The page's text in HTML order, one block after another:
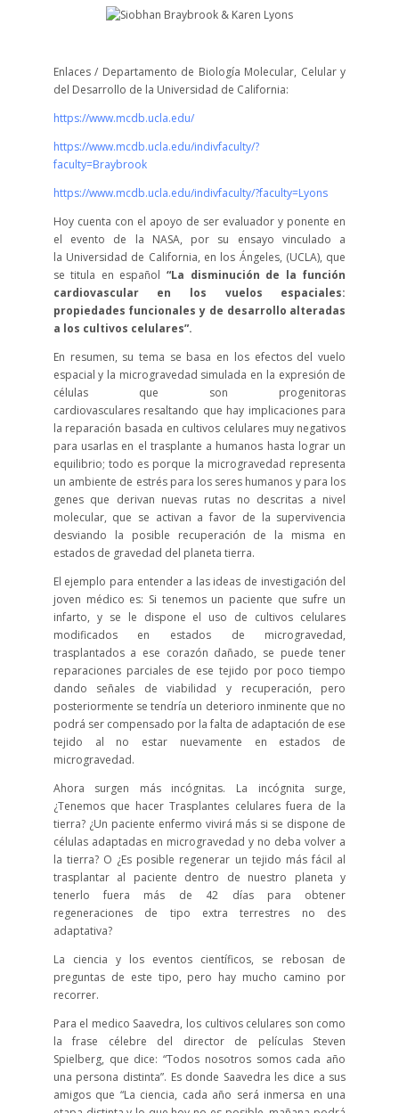
Enlaces / Departamento de Biología Molecular, Celular y
del Desarrollo de la Universidad de California:
https://www.mcdb.ucla.edu/
https://www.mcdb.ucla.edu/indivfaculty/?
faculty=Braybrook
https://www.mcdb.ucla.edu/indivfaculty/?faculty=Lyons
Hoy cuenta con el apoyo de ser evaluador y ponente en
el evento de la NASA, por su ensayo vinculado a
la Universidad de California, en los Ángeles, (UCLA), que
se titula en español “La disminución de la función
cardiovascular en los vuelos espaciales:
propiedades funcionales y de desarrollo alteradas
a los cultivos celulares”.
En resumen, su tema se basa en los efectos del vuelo
espacial y la microgravedad simulada en la expresión de
células que son progenitoras
cardiovasculares resaltando que hay implicaciones para
la reparación basada en cultivos celulares muy negativos
para usarlas en el trasplante a humanos hasta lograr un
equilibrio; todo es porque la microgravedad representa
un ambiente de estrés para los seres humanos y para los
genes que derivan nuevas rutas no descritas a nivel
molecular, que se activan a favor de la supervivencia
desviando la posible recuperación de la misma en
estados de gravedad del planeta tierra.
El ejemplo para entender a las ideas de investigación del
joven médico es: Si tenemos un paciente que sufre un
infarto, y se le dispone el uso de cultivos celulares
modificados en estados de microgravedad,
trasplantados a ese corazón dañado, se puede tener
reparaciones parciales de ese tejido por poco tiempo
dando señales de viabilidad y recuperación, pero
posteriormente se tendría un deterioro inminente que no
podrá ser compensado por la falta de adaptación de ese
tejido al no estar nuevamente en estados de
microgravedad.
Ahora surgen más incógnitas. La incógnita surge,
¿Tenemos que hacer Trasplantes celulares fuera de la
tierra? ¿Un paciente enfermo vivirá más si se dispone de
células adaptadas en microgravedad y no deba volver a
la tierra? O ¿Es posible regenerar un tejido más fácil al
trasplantar al paciente dentro de nuestro planeta y
tenerlo fuera más de 42 días para obtener
regeneraciones de tipo extra terrestres no des
adaptativa?
La ciencia y los eventos científicos, se rebosan de
preguntas de este tipo, pero hay mucho camino por
recorrer.
Para el medico Saavedra, los cultivos celulares son como
la frase célebre del director de películas Steven
Spielberg, que dice: “Todos nosotros somos cada año
una persona distinta”. Es donde Saavedra les dice a sus
amigos que “La ciencia, cada año será inmersa en una